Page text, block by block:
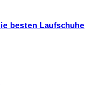
besten Laufschuhe